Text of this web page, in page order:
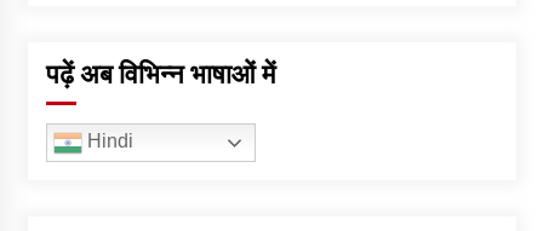
पढ़ें अब विभिन्न भाषाओं में
Hindi